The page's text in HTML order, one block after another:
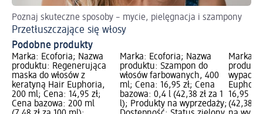
Poznaj skuteczne sposoby – mycie, pielęgnacja i szampony
Przetłuszczające się włosy
Podobne produkty
Marka: Ecoforia; Nazwa
produktu: Regenerująca
maska do włosów z
keratyną Hair Euphoria,
200 ml; Cena: 14,95 zł;
Cena bazowa: 200 ml
Marka: Ecoforia; Nazwa
produktu: Szampon do
włosów farbowanych, 400
ml; Cena: 16,95 zł; Cena
bazowa: 0,4 l (42,38 zł za 1
l); Produkty na wyprzedaży;
Marka:
16,95
(42,38